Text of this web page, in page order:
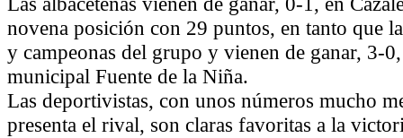
novena posición con 29 puntos, en tanto que
y campeonas del grupo y vienen de ganar, 3-
municipal Fuente de la Niña.
Las deportivistas, con unos números mucho
presenta el rival, son claras favoritas a la